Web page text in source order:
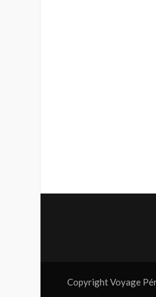
Copyright Voyage